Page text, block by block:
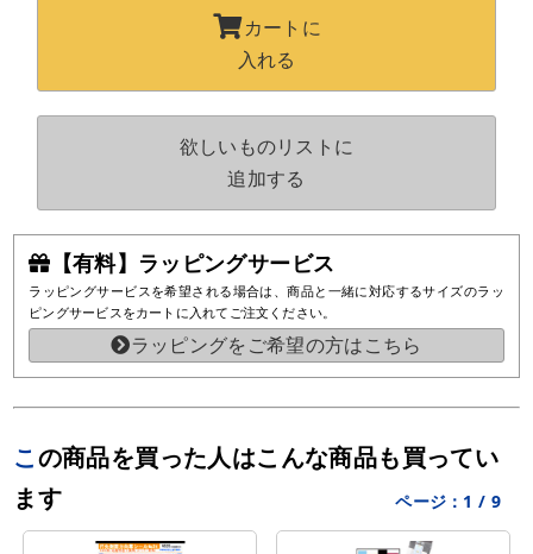
【有料】ラッピングサービス
ラッピングサービスを希望される場合は、商品と一緒に対応するサイズのラッ
ピングサービスをカートに入れてご注文ください。
ラッピングをご希望の方はこちら
カートに
入れる
欲しいものリストに
追加する
この商品を買った人はこんな商品も買ってい
ます
ページ： 1 / 9